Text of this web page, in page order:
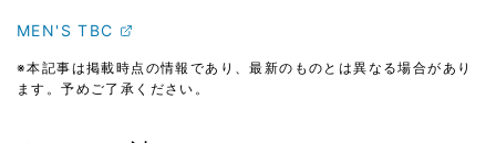
MEN'S TBC
※本記事は掲載時点の情報であり、最新のものとは異なる場合があり
ます。予めご了承ください。